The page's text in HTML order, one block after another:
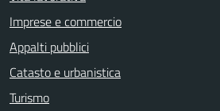
Imprese e commercio
Appalti pubblici
Catasto e urbanistica
Turismo